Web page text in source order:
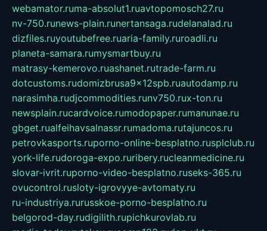
webamator.ruma-absolut1.ruavtopomosch27.ru
nv-750.runews-plain.runertansaga.rudelanalad.ru
dizfiles.ruyoutubefree.ruaria-family.ruroadli.ru
planeta-samara.rumysmartbuy.ru
matrasy-kemerovo.ruashanet.rutrade-farm.ru
dotcustoms.rudomizbrusa9x12spb.ruautodamp.ru
narasimha.rudjcommodities.runv750.rux-ton.ru
newsplain.rucardvoice.rumodopaper.rumanunae.ru
gbget.rualfeihavsalnassr.rumadoma.rutajuncos.ru
petrovkasports.ruporno-online-besplatno.rusplclub.ru
york-life.rudoroga-expo.ruribery.rucleanmedicine.ru
slovar-ivrit.ruporno-video-besplatno.ruseks-365.ru
ovucontrol.rusloty-igrovyye-avtomaty.ru
ru-industriya.rurusskoe-porno-besplatno.ru
belgorod-day.rudigilith.rupichkurovlab.ru